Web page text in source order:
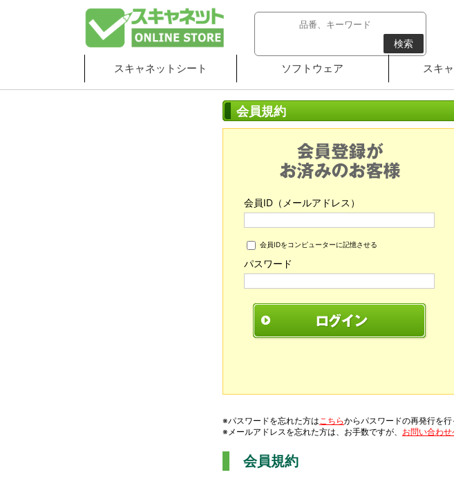
検索
スキャネットシート ソフトウェア スキ
会員規約
会員ID（メールアドレス）
会員IDをコンピューターに記憶させる
パスワード
※パスワードを忘れた方はこちらからパスワードの再発行を行
※メールアドレスを忘れた方は、お手数ですが、 お問い合わせ
会員規約